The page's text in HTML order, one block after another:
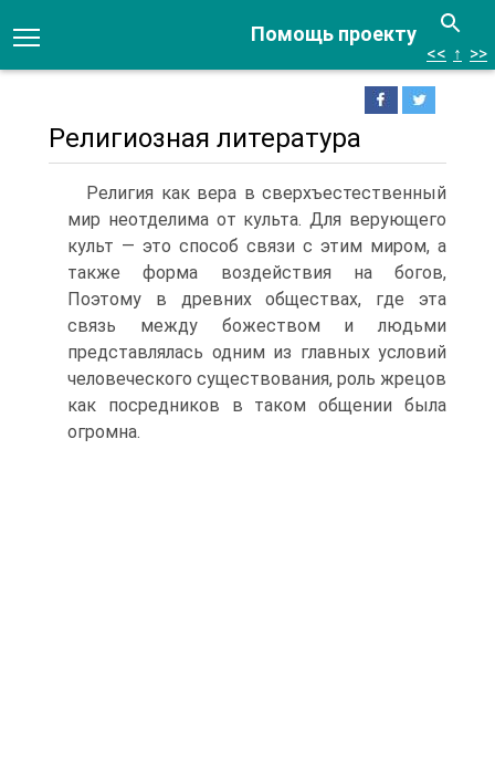
Помощь проекту
<< ↑ >>
Религиозная литература
Религия как вера в сверхъестественный
мир неотделима от культа. Для верующего
культ — это способ связи с этим миром, а
также форма воздействия на богов,
Поэтому в древних обще­ствах, где эта
связь между божеством и людьми
представлялась одним из главных условий
человеческого существования, роль жрецов
как посредников в таком общении была
огромна.